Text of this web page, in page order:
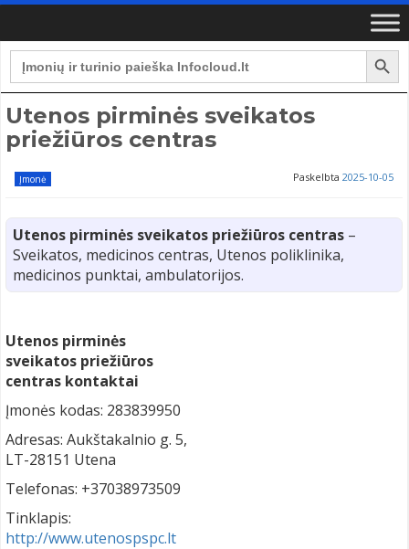
Search
for:
Search Button
Utenos pirminės sveikatos
priežiūros centras
Įmonė Paskelbta 2025-10-05
Utenos pirminės sveikatos priežiūros centras –
Sveikatos, medicinos centras, Utenos poliklinika,
medicinos punktai, ambulatorijos.
Utenos pirminės
sveikatos priežiūros
centras kontaktai
Įmonės kodas: 283839950
Adresas: Aukštakalnio g. 5,
LT-28151 Utena
Telefonas: +37038973509
Tinklapis:
http://www.utenospspc.lt